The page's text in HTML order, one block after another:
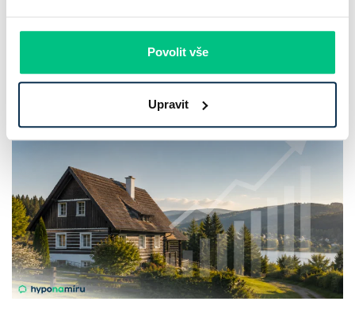
Povolit vše
Upravit
přešla do vyčkávacího režimu. Samotné rozhodnutí je jasné.
Mnohem méně jasný je ale…
aktualizováno: 10.08.2026